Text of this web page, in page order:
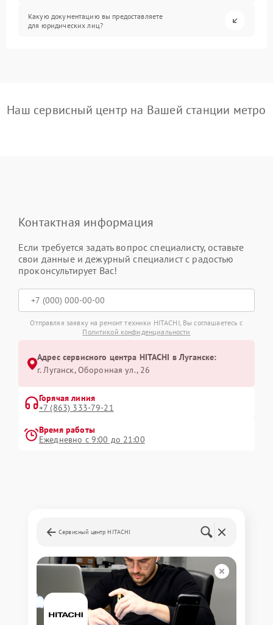
Какую документацию вы предоставляете
для юридических лиц?
Наш сервисный центр на Вашей станции метро
Контактная информация
Если требуется задать вопрос специалисту, оставьте
свои данные и дежурный специалист с радостью
проконсультирует Вас!
Отправляя заявку на ремонт техники HITACHI, Вы соглашаетесь с
Политикой конфиденциальности
Адрес сервисного центра HITACHI в Луганске:
г. Луганск, Оборонная ул., 26
Горячая линия
+7 (863) 333-79-21
Время работы
Ежедневно с 9:00 до 21:00
Сервисный центр HITACHI